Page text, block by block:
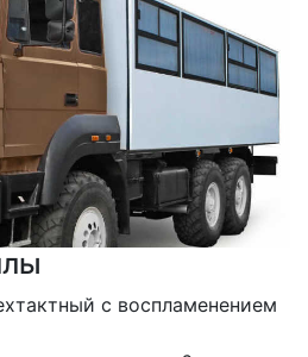
с воспламенением